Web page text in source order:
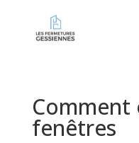
Comment
fenêtres